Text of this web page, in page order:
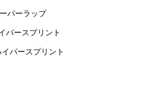
パーラップ
パースプリント
パースプリント